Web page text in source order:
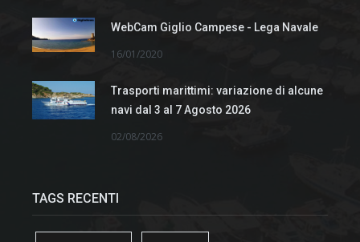
WebCam Giglio Campese - Lega Navale
16/01/2020
Trasporti marittimi: variazione di alcune
navi dal 3 al 7 Agosto 2026
02/08/2026
TAGS RECENTI